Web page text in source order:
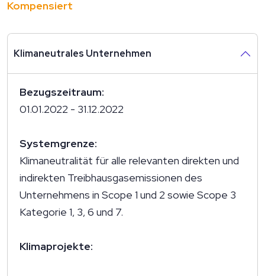
Kompensiert
Klimaneutrales Unternehmen
Bezugszeitraum:
01.01.2022 - 31.12.2022
Systemgrenze:
Klimaneutralität für alle relevanten direkten und
indirekten Treibhausgasemissionen des
Unternehmens in Scope 1 und 2 sowie Scope 3
Kategorie 1, 3, 6 und 7.
Klimaprojekte: